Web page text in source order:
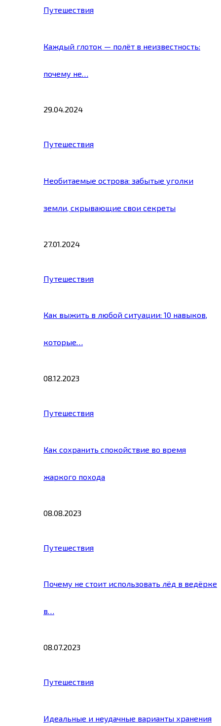
Путешествия
Каждый глоток — полёт в неизвестность:
почему не…
29.04.2024
Путешествия
Необитаемые острова: забытые уголки
земли, скрывающие свои секреты
27.01.2024
Путешествия
Как выжить в любой ситуации: 10 навыков,
которые…
08.12.2023
Путешествия
Как сохранить спокойствие во время
жаркого похода
08.08.2023
Путешествия
Почему не стоит использовать лёд в ведёрке
в…
08.07.2023
Путешествия
Идеальные и неудачные варианты хранения